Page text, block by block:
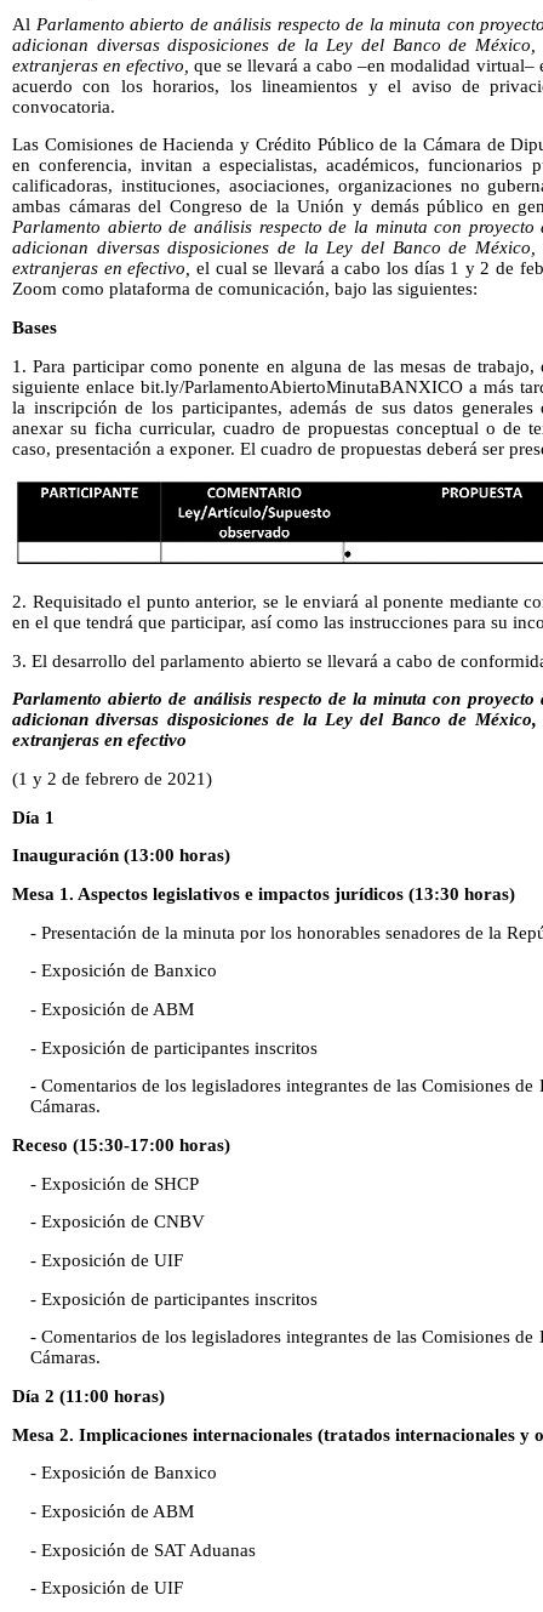
Al Parlamento abierto de análisis respecto de la minuta con
adicionan diversas disposiciones de la Ley del Banco de
extranjeras en efectivo, que se llevará a cabo –en modalidad virtual–
acuerdo con los horarios, los lineamientos y el aviso de
convocatoria.
Las Comisiones de Hacienda y Crédito Público de la Cámara de
en conferencia, invitan a especialistas, académicos, funcionarios
calificadoras, instituciones, asociaciones, organizaciones no
ambas cámaras del Congreso de la Unión y demás público en
Parlamento abierto de análisis respecto de la minuta con
adicionan diversas disposiciones de la Ley del Banco de
extranjeras en efectivo, el cual se llevará a cabo los días 1 y 2 de
Zoom como plataforma de comunicación, bajo las siguientes:
Bases
1. Para participar como ponente en alguna de las mesas de
siguiente enlace bit.ly/ParlamentoAbiertoMinutaBANXICO a más
la inscripción de los participantes, además de sus datos
anexar su ficha curricular, cuadro de propuestas conceptual o de
caso, presentación a exponer. El cuadro de propuestas deberá ser
2. Requisitado el punto anterior, se le enviará al ponente mediante
en el que tendrá que participar, así como las instrucciones para su
3. El desarrollo del parlamento abierto se llevará a cabo de
Parlamento abierto de análisis respecto de la minuta con
adicionan diversas disposiciones de la Ley del Banco de
extranjeras en efectivo
(1 y 2 de febrero de 2021)
Día 1
Inauguración (13:00 horas)
Mesa 1. Aspectos legislativos e impactos jurídicos (13:30 horas)
- Presentación de la minuta por los honorables senadores de la
- Exposición de Banxico
- Exposición de ABM
- Exposición de participantes inscritos
- Comentarios de los legisladores integrantes de las Comisiones
Cámaras.
Receso (15:30-17:00 horas)
- Exposición de SHCP
- Exposición de CNBV
- Exposición de UIF
- Exposición de participantes inscritos
- Comentarios de los legisladores integrantes de las Comisiones
Cámaras.
Día 2 (11:00 horas)
Mesa 2. Implicaciones internacionales (tratados internacionales y
- Exposición de Banxico
- Exposición de ABM
- Exposición de SAT Aduanas
- Exposición de UIF